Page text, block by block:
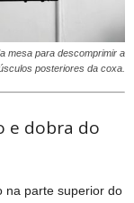
mesa para descomprimir a
posteriores da coxa.
e dobra do
na parte superior do